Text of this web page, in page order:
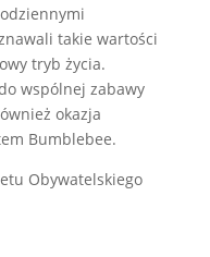
takie wartości
tryb życia.
wspólnej zabawy
okazja
Bumblebee.
Obywatelskiego